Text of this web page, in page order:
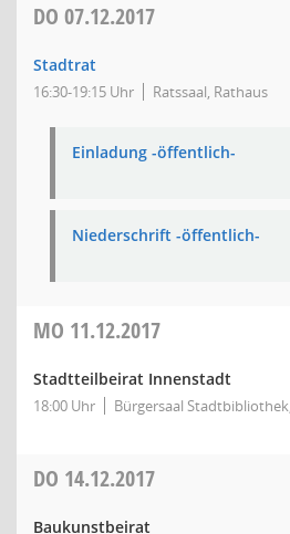
DO 07.12.2017
Stadtrat
16:30-19:15 Uhr Ratssaal, Rathaus
Einladung -öffentlich-
Niederschrift -öffentlich-
MO 11.12.2017
Stadtteilbeirat Innenstadt
18:00 Uhr Bürgersaal
DO 14.12.2017
Baukunstbeirat